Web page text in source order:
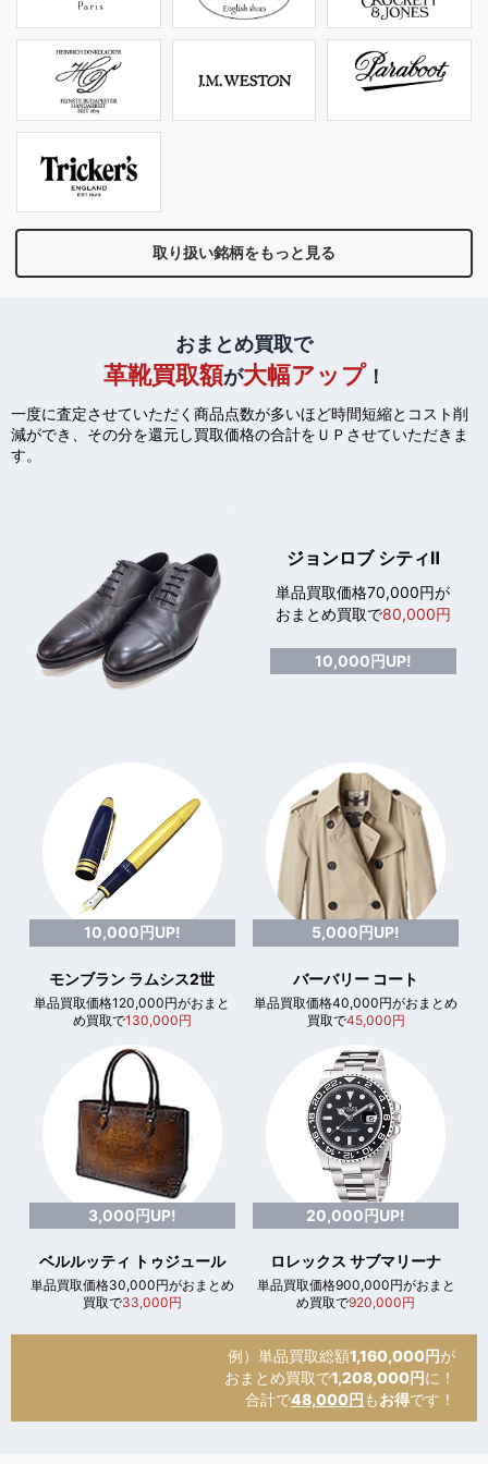
取り扱い銘柄をもっと見る
おまとめ買取で
革靴買取額が大幅アップ！
一度に査定させていただく商品点数が多いほど時間短縮とコスト削
減ができ、 その分を還元し買取価格の合計をＵＰさせていただきま
す。
ジョンロブ シティⅡ
単品買取価格70,000円が
おまとめ買取で80,000円
10,000円UP!
10,000円UP!
モンブラン ラムシス2世
単品買取価格120,000円がおまと
め買取で130,000円
5,000円UP!
バーバリー コート
単品買取価格40,000円がおまとめ
買取で45,000円
3,000円UP!
ベルルッティ トゥジュール
単品買取価格30,000円がおまとめ
買取で33,000円
20,000円UP!
ロレックス サブマリーナ
単品買取価格900,000円がおまと
め買取で920,000円
例）単品買取総額1,160,000円が
おまとめ買取で1,208,000円に！
合計で48,000円 もお得です！